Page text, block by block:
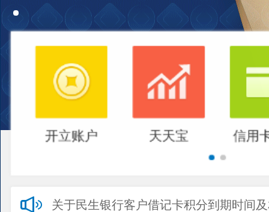
开立账户 天天宝 信用
关于民生银行客户借记卡积分到期时间